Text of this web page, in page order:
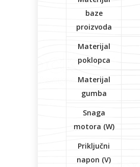
baze
proizvoda
Materijal
poklopca
Materijal
gumba
Snaga
motora (W)
Priključni
napon (V)